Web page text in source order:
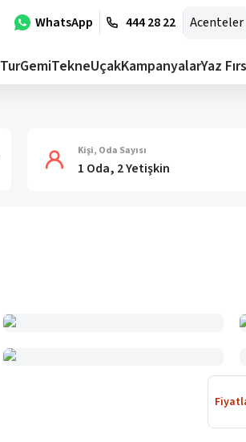
WhatsApp 444 28 22 Acenteler
TurGemiTekneUçakKampanyalarYaz
Kişi, Oda Sayısı
1 Oda, 2 Yetişkin